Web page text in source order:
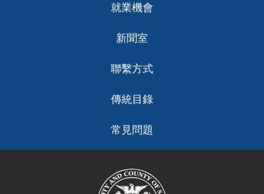
就業機會
新聞室
聯繫方式
傳統目錄
常見問題